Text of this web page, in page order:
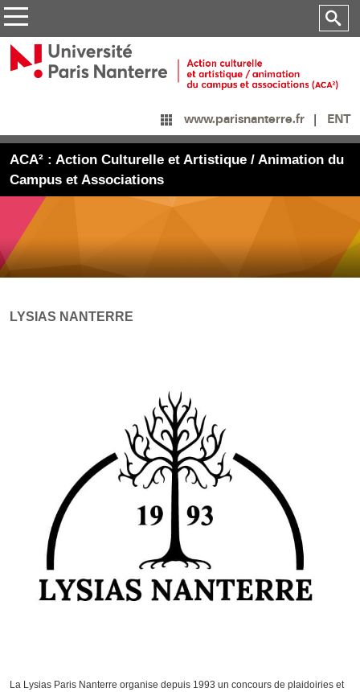
www.parisnanterre.fr ENT
ACA² : Action Culturelle et Artistique / Animation du
Campus et Associations
LYSIAS NANTERRE
La Lysias Paris Nanterre organise depuis 1993 un concours de plaidoiries et